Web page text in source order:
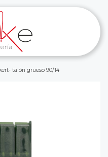
talón grueso 90/14